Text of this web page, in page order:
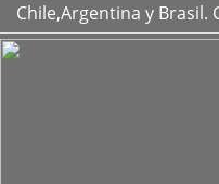
Chile,Argentina y Brasil.